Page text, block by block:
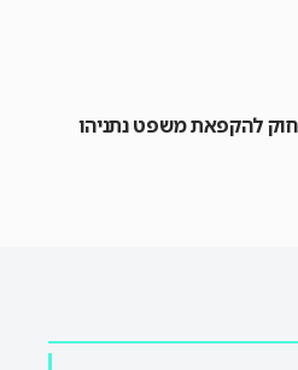
להקפאת משפט נתניהו